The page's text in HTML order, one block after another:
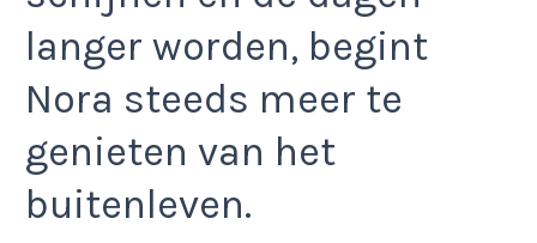
langer worden, begint
Nora steeds meer te
genieten van het
buitenleven.